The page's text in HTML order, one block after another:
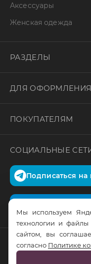
Аксессуары
Женская одежда
РАЗДЕЛЫ
ДЛЯ ОФОРМЛЕНИЯ
ПОКУПАТЕЛЯМ
СОЦИАЛЬНЫЕ
Подписаться на
© RusTrus. 2011-
Мы используем
технологии и файлы
сайтом, вы
согласно Политике